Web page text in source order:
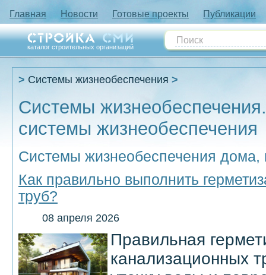
Главная Новости Готовые проекты Публикации
каталог строительных организаций
Системы жизнеобеспечения
Системы
системы жизнеобеспечения
Системы жизнеобеспечения дома,
Как правильно выполнить
труб?
08 апреля 2026
Правильная
канализационных